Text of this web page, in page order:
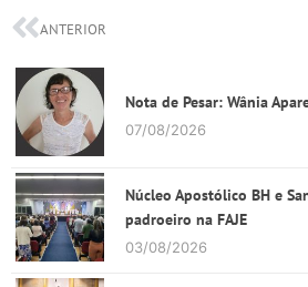
ANTERIOR
Nota de Pesar: Wânia
07/08/2026
Núcleo Apostólico BH e
padroeiro na FAJE
03/08/2026